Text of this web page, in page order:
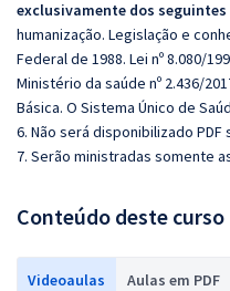
exclusivamente dos
humanização. Legislação e
Federal de 1988. Lei nº 8.080/
Ministério da saúde nº 2.436/
Básica. O Sistema Único de
6. Não será disponibilizado PDF
7. Serão ministradas somente
Conteúdo deste curso
Videoaulas Aulas em PDF